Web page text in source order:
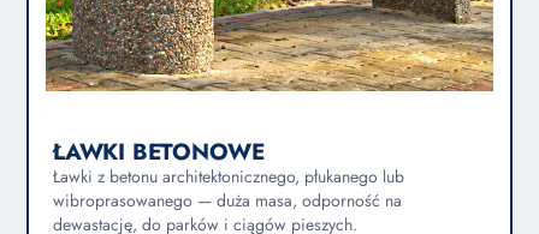
ŁAWKI BETONOWE
Ławki z betonu architektonicznego, płukanego lub
wibroprasowanego — duża masa, odporność na
dewastację, do parków i ciągów pieszych.